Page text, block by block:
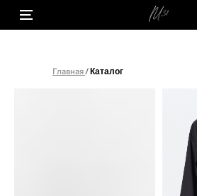
Главная / Каталог